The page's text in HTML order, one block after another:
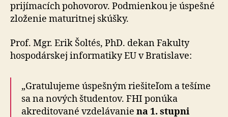
prijímacích pohovorov. Podmienkou je úspešné
zloženie maturitnej skúšky.
Prof. Mgr. Erik Šoltés, PhD. dekan Fakulty
hospodárskej informatiky EU v Bratislave:
„Gratulujeme úspešným riešiteľom a tešíme
sa na nových študentov. FHI ponúka
akreditované vzdelávanie na 1. stupni